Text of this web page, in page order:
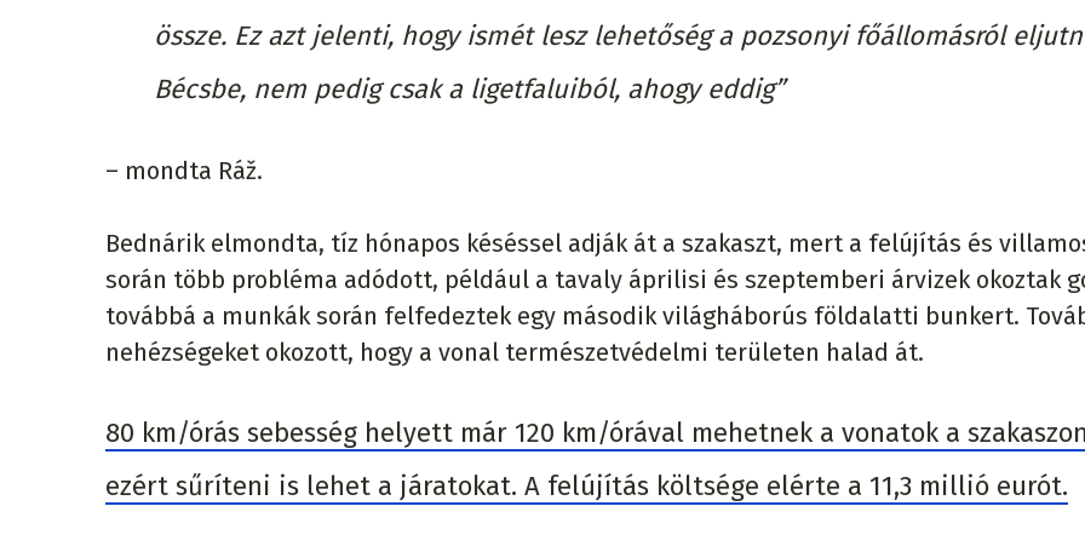
össze. Ez azt jelenti, hogy ismét lesz lehetőség a pozsonyi főállomásról
Bécsbe, nem pedig csak a ligetfaluiból, ahogy eddig”
– mondta Ráž.
Bednárik elmondta, tíz hónapos késéssel adják át a szakaszt, mert a felújítás és
során több probléma adódott, például a tavaly áprilisi és szeptemberi árvizek okoztak
továbbá a munkák során felfedeztek egy második világháborús földalatti bunkert.
nehézségeket okozott, hogy a vonal természetvédelmi területen halad át.
80 km/órás sebesség helyett már 120 km/órával mehetnek a vonatok a
ezért sűríteni is lehet a járatokat. A felújítás költsége elérte a 11,3 millió eurót.